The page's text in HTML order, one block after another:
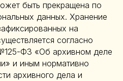
быть прекращена по
данных. Хранение
на
согласно
ФЗ «Об архивном деле
и иным нормативно
архивного дела и